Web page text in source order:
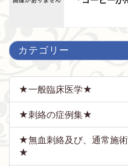
カテゴリー
★一般臨床医学★
★刺絡の症例集★
★無血刺絡及び、通常施
★